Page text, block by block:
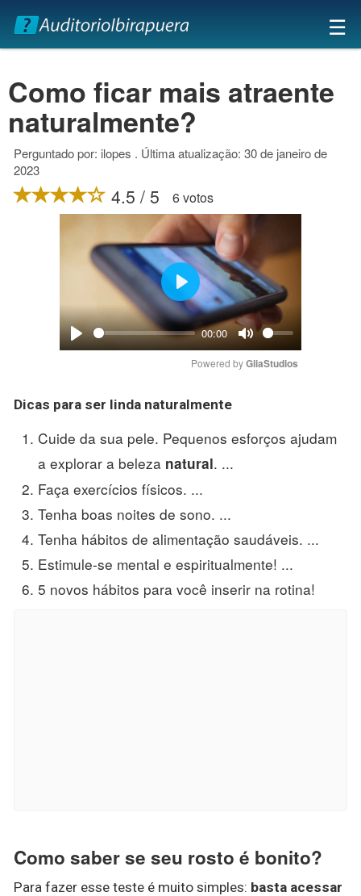
×
☰
Como ficar mais atraente
naturalmente?
Perguntado por: ilopes . Última atualização: 30 de janeiro de
2023
4.5 / 5 6 votos
Play
00:00
Mute
Play
Powered by GliaStudios
Dicas para ser linda naturalmente
Cuide da sua pele. Pequenos esforços ajudam
a explorar a beleza natural. ...
Faça exercícios físicos. ...
Tenha boas noites de sono. ...
Tenha hábitos de alimentação saudáveis. ...
Estimule-se mental e espiritualmente! ...
5 novos hábitos para você inserir na rotina!
Como saber se seu rosto é bonito?
Para fazer esse teste é muito simples: basta acessar